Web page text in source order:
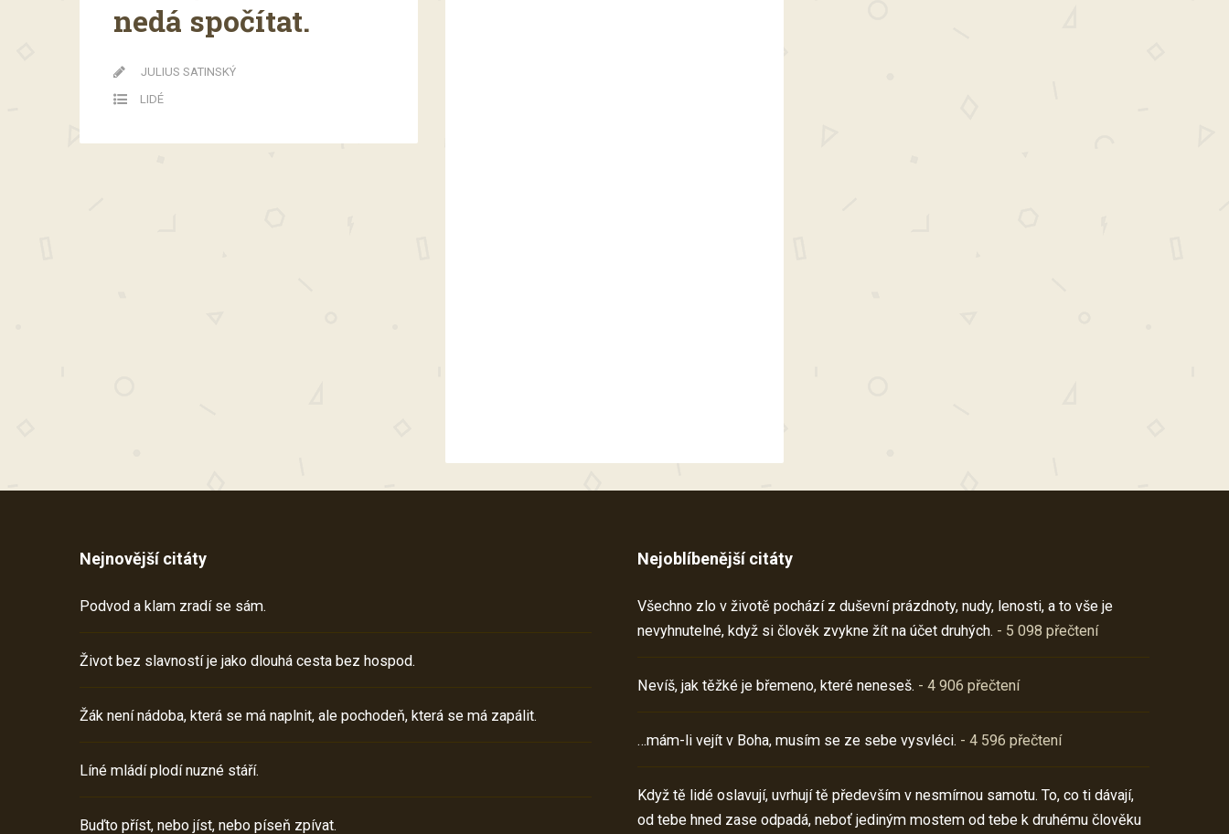
nedá spočítat.
JULIUS SATINSKÝ
LIDÉ
Nejnovější citáty
Podvod a klam zradí se sám.
Život bez slavností je jako dlouhá cesta bez hospod.
Žák není nádoba, která se má naplnit, ale pochodeň, která se má zapálit.
Líné mládí plodí nuzné stáří.
Buďto příst, nebo jíst, nebo píseň zpívat.
Nejoblíbenější citáty
Všechno zlo v životě pochází z duševní prázdnoty, nudy, lenosti, a to vše je
nevyhnutelné, když si člověk zvykne žít na účet druhých. - 5 098 přečtení
Nevíš, jak těžké je břemeno, které neneseš. - 4 906 přečtení
…mám-li vejít v Boha, musím se ze sebe vysvléci. - 4 596 přečtení
Když tě lidé oslavují, uvrhují tě především v nesmírnou samotu. To, co ti dávají,
od tebe hned zase odpadá, neboť jediným mostem od tebe k druhému člověku